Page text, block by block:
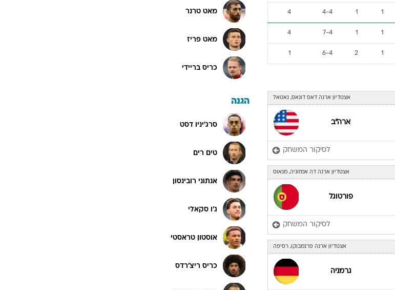
1
1
4-4
4
1
1
7-4
4
1
2
6-4
1
אצטדיון ארנה דאס דונאס, נאטאל
ארה"ב
לסיקור המשחק
אצטדיון ארנה דה אמזוניה, מנאוס
פורטוגל
לסיקור המשחק
אצטדיון ארנה פרנמבוקו, רסיפה
גרמניה
מאט טרנר
מאט פריז
כריס בריידי
הגנה
סרג'יניו דסט
טים רים
אנתוני רובינסון
ג'ו סקאלי
אוסטון טראסטי
כריס ריצ'רדס